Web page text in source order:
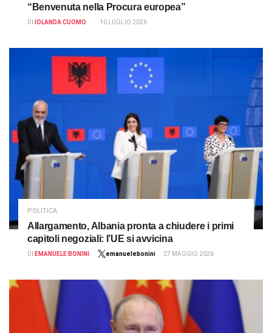
“Benvenuta nella Procura europea”
DI IOLANDA CUOMO 10 LUGLIO 2026
POLITICA
Allargamento, Albania pronta a chiudere i primi
capitoli negoziali: l’UE si avvicina
DI EMANUELE BONINI emanuelebonini 27 MAGGIO 2026